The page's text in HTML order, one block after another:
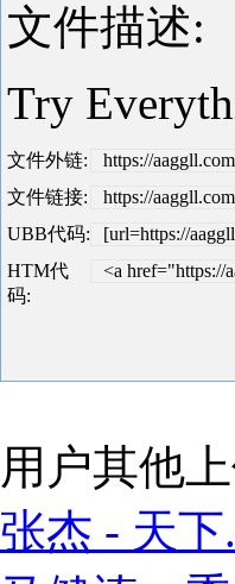
文件描述:
Try
文件外链:
https://
文件链接:
https://
UBB代码:
[url=https://
HTM代
码:
<a href="https://
用户其他
张杰 - 天下